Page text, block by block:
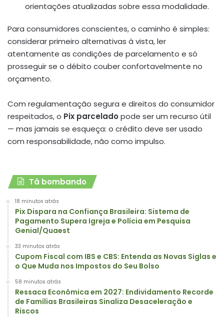
orientações atualizadas sobre essa modalidade.
Para consumidores conscientes, o caminho é simples:
considerar primeiro alternativas à vista, ler
atentamente as condições de parcelamento e só
prosseguir se o débito couber confortavelmente no
orçamento.
Com regulamentação segura e direitos do consumidor
respeitados, o Pix parcelado pode ser um recurso útil
— mas jamais se esqueça: o crédito deve ser usado
com responsabilidade, não como impulso.
Tá bombando
18 minutos atrás
Pix Dispara na Confiança Brasileira: Sistema de
Pagamento Supera Igreja e Polícia em Pesquisa
Genial/Quaest
33 minutos atrás
Cupom Fiscal com IBS e CBS: Entenda as Novas Siglas e
o Que Muda nos Impostos do Seu Bolso
58 minutos atrás
Ressaca Econômica em 2027: Endividamento Recorde
de Famílias Brasileiras Sinaliza Desaceleração e
Riscos